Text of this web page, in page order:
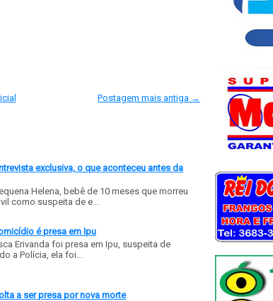
Postagem mais antiga →
exclusiva, o que aconteceu antes da
Helena, bebê de 10 meses que morreu
como suspeita de e...
é presa em Ipu
Erivanda foi presa em Ipu, suspeita de
a Polícia, ela foi...
a ser presa por nova morte